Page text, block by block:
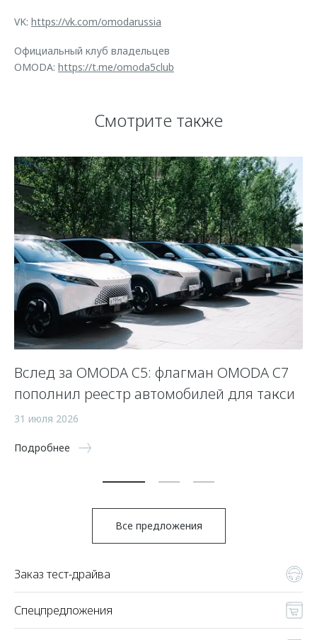
VK: https://vk.com/omodarussia
Официальный клуб владельцев
OMODA: https://t.me/omoda5club
Смотрите также
Вслед за OMODA C5: флагман OMODA C7
пополнил реестр автомобилей для такси
31 июля 2026
Подробнее
Все предложения
Заказ тест-драйва
Спецпредложения